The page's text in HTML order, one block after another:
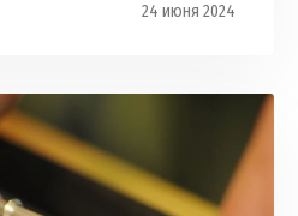
24 июня 2024